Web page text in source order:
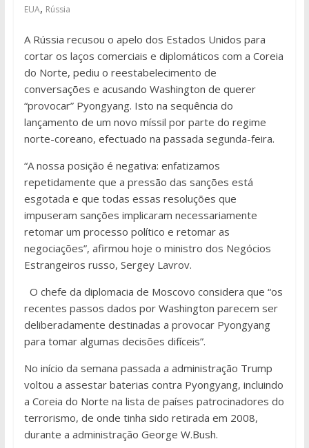
EUA, Rússia
A Rússia recusou o apelo dos Estados Unidos para
cortar os laços comerciais e diplomáticos com a Coreia
do Norte, pediu o reestabelecimento de
conversações e acusando Washington de querer
“provocar” Pyongyang. Isto na sequência do
lançamento de um novo míssil por parte do regime
norte-coreano, efectuado na passada segunda-feira.
“A nossa posição é negativa: enfatizamos
repetidamente que a pressão das sanções está
esgotada e que todas essas resoluções que
impuseram sanções implicaram necessariamente
retomar um processo político e retomar as
negociações”, afirmou hoje o ministro dos Negócios
Estrangeiros russo, Sergey Lavrov.
O chefe da diplomacia de Moscovo considera que “os
recentes passos dados por Washington parecem ser
deliberadamente destinadas a provocar Pyongyang
para tomar algumas decisões difíceis”.
No início da semana passada a administração Trump
voltou a assestar baterias contra Pyongyang, incluindo
a Coreia do Norte na lista de países patrocinadores do
terrorismo, de onde tinha sido retirada em 2008,
durante a administração George W.Bush.